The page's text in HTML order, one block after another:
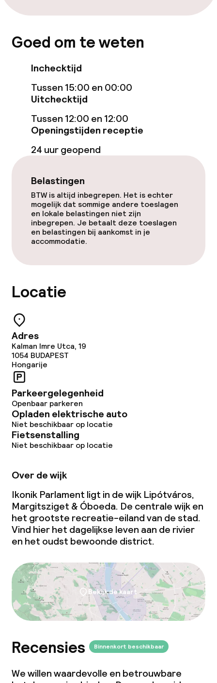
Wasservice
Zakelijke faciliteiten
Conferentieruimte
Vergaderruimte
Beleid
Overal rookvrij
Goed om te weten
Inchecktijd
Tussen 15:00 en 00:00
Uitchecktijd
Tussen 12:00 en 12:00
Openingstijden receptie
24 uur geopend
Belastingen
BTW is altijd inbegrepen. Het is echter
mogelijk dat sommige andere toeslagen
en lokale belastingen niet zijn
inbegrepen. Je betaalt deze toeslagen
en belastingen bij aankomst in je
accommodatie.
Locatie
Adres
Kalman Imre Utca, 19
1054 BUDAPEST
Hongarije
Parkeergelegenheid
Openbaar parkeren
Opladen elektrische auto
Niet beschikbaar op locatie
Fietsenstalling
Niet beschikbaar op locatie
Over de wijk
Ikonik Parlament ligt in de wijk Lipótváros,
Margitsziget & Óboeda. De centrale wijk en
het grootste recreatie-eiland van de stad.
Vind hier het dagelijkse leven aan de rivier
en het oudst bewoonde district.
Bekijk de kaart
Recensies Binnenkort beschikbaar
We willen waardevolle en betrouwbare